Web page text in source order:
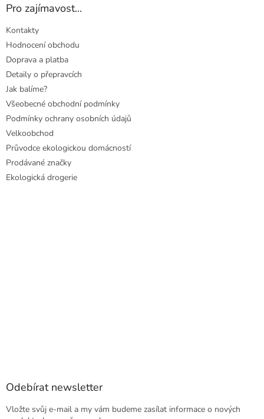
Pro zajímavost...
Kontakty
Hodnocení obchodu
Doprava a platba
Detaily o přepravcích
Jak balíme?
Všeobecné obchodní podmínky
Podmínky ochrany osobních údajů
Velkoobchod
Průvodce ekologickou domácností
Prodávané značky
Ekologická drogerie
Odebírat newsletter
Vložte svůj e-mail a my vám budeme zasílat informace o nových